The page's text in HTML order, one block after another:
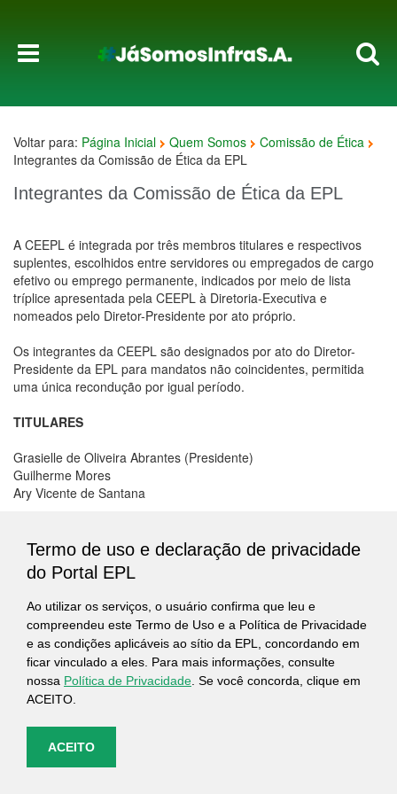
Voltar para: Página Inicial Quem Somos
Comissão de Ética
Integrantes da Comissão de Ética da EPL
Integrantes da Comissão de Ética da EPL
A CEEPL é integrada por três membros titulares e respectivos
suplentes, escolhidos entre servidores ou empregados de cargo
efetivo ou emprego permanente, indicados por meio de lista
tríplice apresentada pela CEEPL à Diretoria-Executiva e
nomeados pelo Diretor-Presidente por ato próprio.
Os integrantes da CEEPL são designados por ato do Diretor-
Presidente da EPL para mandatos não coincidentes, permitida
uma única recondução por igual período.
TITULARES
Grasielle de Oliveira Abrantes (Presidente)
Guilherme Mores
Ary Vicente de Santana
Eduardo Nina Pinheiro Perez
Renila Lacerda Bragagno
SECRETÁRIO EXECUTIVO
Sandro Incerti Soares
Termo de uso e declaração de privacidade
do Portal EPL
Ao utilizar os serviços, o usuário confirma que leu e
compreendeu este Termo de Uso e a Política de Privacidade
e as condições aplicáveis ao sítio da EPL, concordando em
ficar vinculado a eles. Para mais informações, consulte
nossa Política de Privacidade . Se você concorda, clique em
ACEITO.
ACEITO